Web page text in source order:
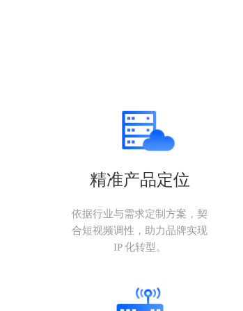
精准产品定位
依据行业与需求定制方案，契
合短视频调性，助力品牌实现
IP 化转型。